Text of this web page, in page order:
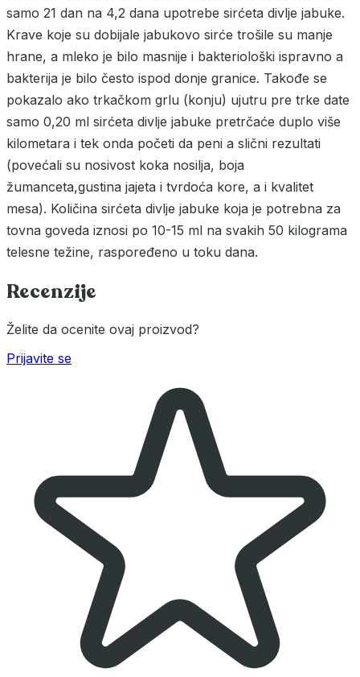
samo 21 dan na 4,2 dana upotrebe sirćeta divlje jabuke.
Krave koje su dobijale jabukovo sirće trošile su manje
hrane, a mleko je bilo masnije i bakteriološki ispravno a
bakterija je bilo često ispod donje granice. Takođe se
pokazalo ako trkačkom grlu (konju) ujutru pre trke date
samo 0,20 ml sirćeta divlje jabuke pretrčaće duplo više
kilometara i tek onda početi da peni a slični rezultati
(povećali su nosivost koka nosilja, boja
žumanceta,gustina jajeta i tvrdoća kore, a i kvalitet
mesa). Količina sirćeta divlje jabuke koja je potrebna za
tovna goveda iznosi po 10-15 ml na svakih 50 kilograma
telesne težine, raspoređeno u toku dana.
Recenzije
Želite da ocenite ovaj proizvod?
Prijavite se